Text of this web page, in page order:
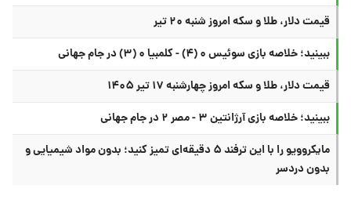
قیمت دلار، طلا و سکه امروز شنبه ۲۰ تیر
ببینید؛ خلاصه بازی سوئیس ۰ (۴) - کلمبیا ۰ (۳) در جام جهانی
قیمت دلار، طلا و سکه امروز چهارشنبه ۱۷ تیر ۱۴۰۵
ببینید؛ خلاصه بازی آرژانتین ۳ - مصر ۲ در جام جهانی
مایکروویو را با این ترفند ۵ دقیقه‌ای تمیز کنید؛ بدون مواد شیمیایی و
بدون دردسر